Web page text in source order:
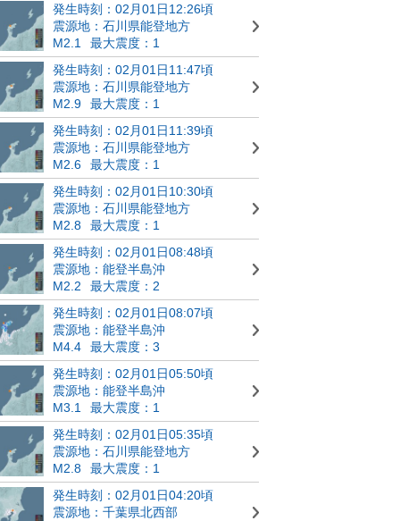
発生時刻：02月01日12:26頃
震源地：石川県能登地方
M2.1
最大震度：1
発生時刻：02月01日11:47頃
震源地：石川県能登地方
M2.9
最大震度：1
発生時刻：02月01日11:39頃
震源地：石川県能登地方
M2.6
最大震度：1
発生時刻：02月01日10:30頃
震源地：石川県能登地方
M2.8
最大震度：1
発生時刻：02月01日08:48頃
震源地：能登半島沖
M2.2
最大震度：2
発生時刻：02月01日08:07頃
震源地：能登半島沖
M4.4
最大震度：3
発生時刻：02月01日05:50頃
震源地：能登半島沖
M3.1
最大震度：1
発生時刻：02月01日05:35頃
震源地：石川県能登地方
M2.8
最大震度：1
発生時刻：02月01日04:20頃
震源地：千葉県北西部